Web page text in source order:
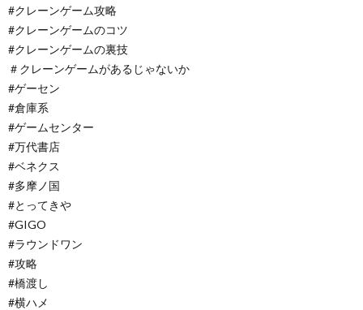
#クレーンゲーム攻略
#クレーンゲームのコツ
#クレーンゲームの裏技
＃クレーンゲームがあるじゃないか
#ゲーセン
#倉庫系
#ゲームセンター
#万代書店
#ベネクス
#多摩ノ国
#とってきや
#GIGO
#ラウンドワン
#攻略
#橋渡し
#横ハメ